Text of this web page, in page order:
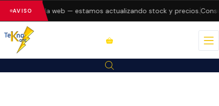
AVISO
errores en la web — estamos actualizando stock y precios.